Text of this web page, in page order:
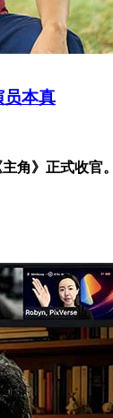
员本真
角》正式收